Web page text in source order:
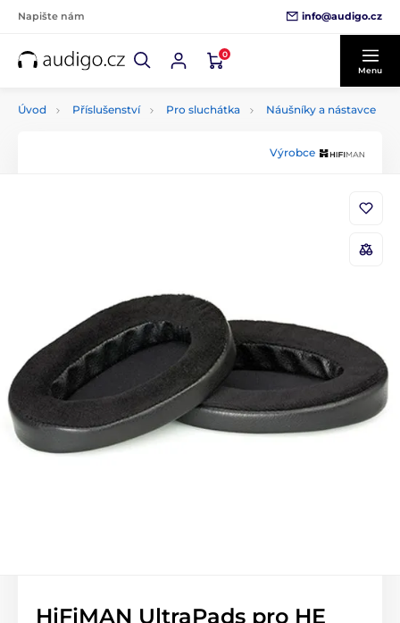
Napište nám info@audigo.cz
0
Menu
Úvod Příslušenství Pro sluchátka Náušníky a nástavce
Výrobce
HiFiMAN UltraPads pro HE